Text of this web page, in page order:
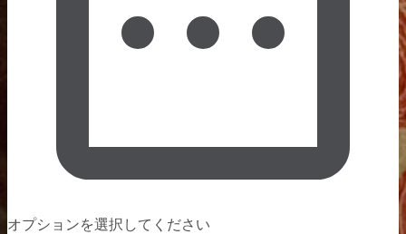
オプションを選択してください